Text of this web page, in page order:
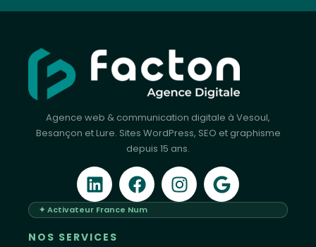
Agence web & communication digitale à Vesoul,
Besançon et Lure. Sites WordPress, SEO et graphisme
depuis 15 ans.
✦ Activateur France Num
NOS SERVICES